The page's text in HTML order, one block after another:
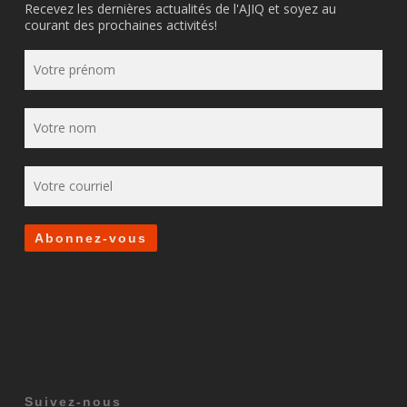
Recevez les dernières actualités de l'AJIQ et soyez au
courant des prochaines activités!
Suivez-nous